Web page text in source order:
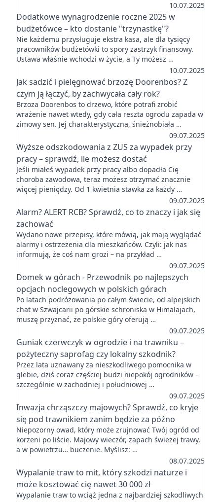
10.07.2025
Dodatkowe wynagrodzenie roczne 2025 w
budżetówce – kto dostanie "trzynastkę"?
Nie każdemu przysługuje ekstra kasa, ale dla tysięcy
pracowników budżetówki to spory zastrzyk finansowy.
Ustawa właśnie wchodzi w życie, a Ty możesz …
10.07.2025
Jak sadzić i pielęgnować brzozę Doorenbos? Z
czym ją łączyć, by zachwycała cały rok?
Brzoza Doorenbos to drzewo, które potrafi zrobić
wrażenie nawet wtedy, gdy cała reszta ogrodu zapada w
zimowy sen. Jej charakterystyczna, śnieżnobiała …
09.07.2025
Wyższe odszkodowania z ZUS za wypadek przy
pracy – sprawdź, ile możesz dostać
Jeśli miałeś wypadek przy pracy albo dopadła Cię
choroba zawodowa, teraz możesz otrzymać znacznie
więcej pieniędzy. Od 1 kwietnia stawka za każdy …
09.07.2025
Alarm? ALERT RCB? Sprawdź, co to znaczy i jak się
zachować
Wydano nowe przepisy, które mówią, jak mają wyglądać
alarmy i ostrzeżenia dla mieszkańców. Czyli: jak nas
informują, że coś nam grozi – na przykład …
09.07.2025
Domek w górach - Przewodnik po najlepszych
opcjach noclegowych w polskich górach
Po latach podróżowania po całym świecie, od alpejskich
chat w Szwajcarii po górskie schroniska w Himalajach,
muszę przyznać, że polskie góry oferują …
09.07.2025
Guniak czerwczyk w ogrodzie i na trawniku –
pożyteczny saprofag czy lokalny szkodnik?
Przez lata uznawany za nieszkodliwego pomocnika w
glebie, dziś coraz częściej budzi niepokój ogrodników –
szczególnie w zachodniej i południowej …
09.07.2025
Inwazja chrząszczy majowych? Sprawdź, co kryje
się pod trawnikiem zanim będzie za późno
Niepozorny owad, który może zrujnować Twój ogród od
korzeni po liście. Majowy wieczór, zapach świeżej trawy,
a w powietrzu… buczenie. Myślisz: …
08.07.2025
Wypalanie traw to mit, który szkodzi naturze i
może kosztować cię nawet 30 000 zł
Wypalanie traw to wciąż jedna z najbardziej szkodliwych